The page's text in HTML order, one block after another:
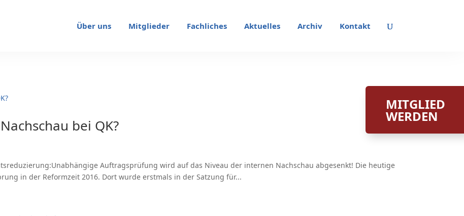
Über uns Mitglieder Fachliches Aktuelles Archiv Kontakt
bei QK?
Auftragsprüfung wird auf das Niveau der internen Nachschau abgesenkt! Die heutige
in der Reformzeit 2016. Dort wurde erstmals in der Satzung für...
MITGLIED
WERDEN